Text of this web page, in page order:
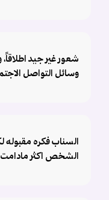
شعور غير جيد
وسائل التواصل
السناب فكره مقبوله
الشخص اكثر مادامت